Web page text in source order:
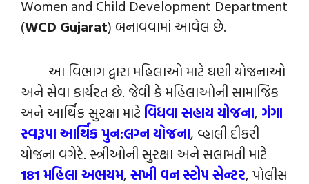
Women and Child Development Department
(WCD Gujarat) બનાવવામાં આવેલ છે.
આ વિભાગ દ્વારા મહિલાઓ માટે ઘણી યોજનાઓ
અને સેવા કાર્યરત છે. જેવી કે મહિલાઓની સામાજિક
અને આર્થિક સુરક્ષા માટે વિધવા સહાય યોજના, ગંગા
સ્વરૂપા આર્થિક પુન:લગ્ન યોજના, વ્હાલી દીકરી
યોજના વગેરે. સ્ત્રીઓની સુરક્ષા અને સલામતી માટે
181 મહિલા અભયમ, સખી વન સ્ટોપ સેન્‍ટર, પોલીસ